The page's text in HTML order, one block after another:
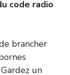
code radio
brancher
un